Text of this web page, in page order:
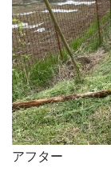
アフター